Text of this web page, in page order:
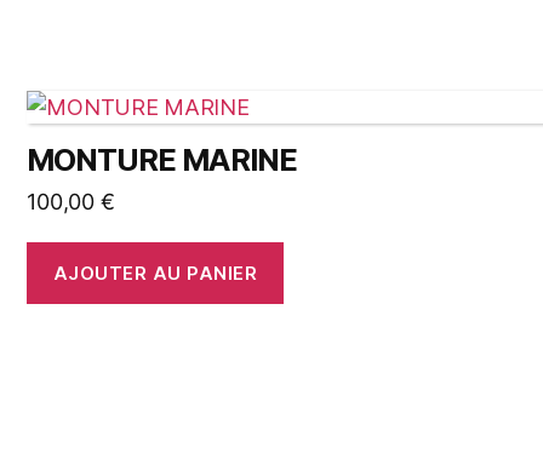
MONTURE MARINE
100,00 €
AJOUTER AU PANIER